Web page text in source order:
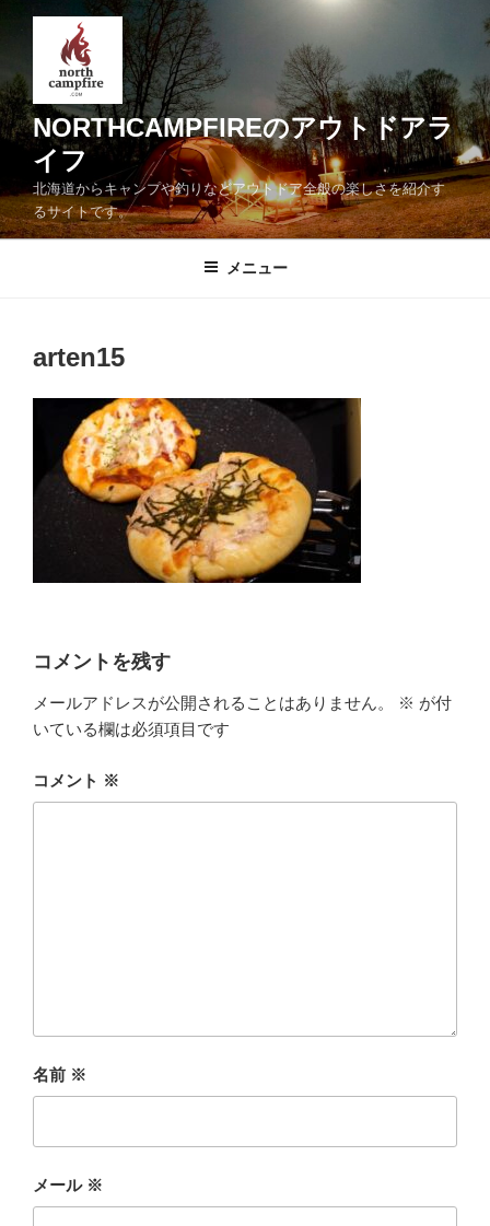
ン
ツ
へ
キ
ッ
NORTHCAMPFIREのアウトドアラ
イフ
北海道からキャンプや釣りなどアウトドア全般の楽しさを紹介す
るサイトです。
メニュー
arten15
コメントを残す
メールアドレスが公開されることはありません。 ※ が付
いている欄は必須項目です
コメント ※
名前 ※
メール ※